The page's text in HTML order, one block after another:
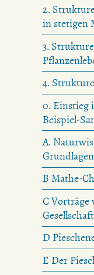
2.
in stetigen
3.
4.
0. Einstieg
Beispiel-
A.
Grundlagen
B Mathe-
C Vorträge
Gesellschaft
D
E Der